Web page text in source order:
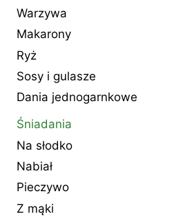
Warzywa
Makarony
Ryż
Sosy i gulasze
Dania jednogarnkowe
Śniadania
Na słodko
Nabiał
Pieczywo
Z mąki